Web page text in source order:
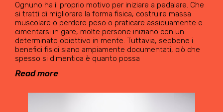
Ognuno ha il proprio motivo per iniziare a pedalare. Che
si tratti di migliorare la forma fisica, costruire massa
muscolare o perdere peso o praticare assiduamente e
cimentarsi in gare, molte persone iniziano con un
determinato obiettivo in mente. Tuttavia, sebbene i
benefici fisici siano ampiamente documentati, ciò che
spesso si dimentica è quanto possa
Read more